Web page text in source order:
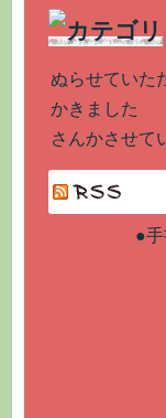
ぬらせていた
かきました
さんかさせて
●